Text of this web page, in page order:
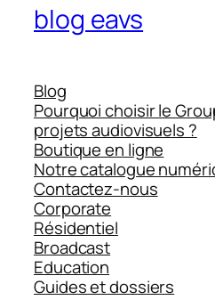
blog eavs
Blog
Pourquoi choisir le
projets audiovisuels ?
Boutique en ligne
Notre catalogue
Contactez-nous
Corporate
Résidentiel
Broadcast
Education
Guides et dossiers